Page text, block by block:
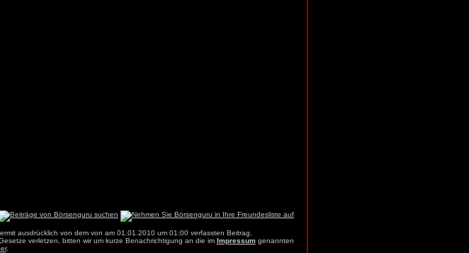
ausdrücklich von dem von am 01.01.2010 um 01:00 verfassten Beitrag.
verletzen, bitten wir um kurze Benachrichtigung an die im Impressumgenannten
.